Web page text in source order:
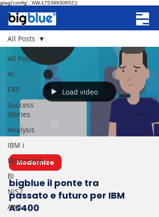
gtag('config', 'AW-17539930652');
NEWS
All Posts
AI
ERP
Success
Stories
Analysis
IBM i
Modernize
BI
NIS2
AWS
All Posts
Load video
Modernize
bigblue il ponte tra
passato e futuro per IBM
AS400